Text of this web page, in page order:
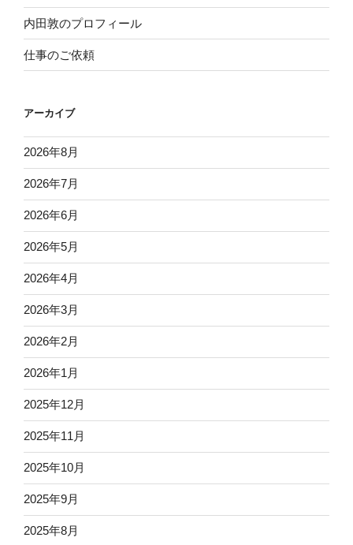
内田敦のプロフィール
仕事のご依頼
アーカイブ
2026年8月
2026年7月
2026年6月
2026年5月
2026年4月
2026年3月
2026年2月
2026年1月
2025年12月
2025年11月
2025年10月
2025年9月
2025年8月